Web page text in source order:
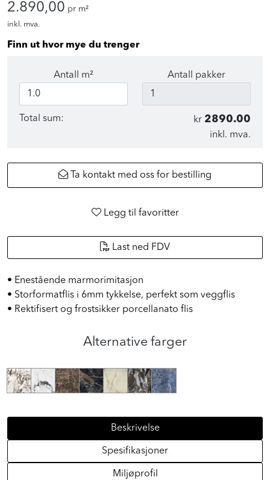
2.890,00 pr m²
inkl. mva.
Finn ut hvor mye du trenger
Antall m² Antall pakker
Total sum: kr 2890.00
inkl. mva.
Ta kontakt med oss for bestilling
Legg til favoritter
Last ned FDV
• Enestående marmorimitasjon
• Storformatflis i 6mm tykkelse, perfekt som veggflis
• Rektifisert og frostsikker porcellanato flis
Alternative farger
Beskrivelse
Spesifikasjoner
Miljøprofil